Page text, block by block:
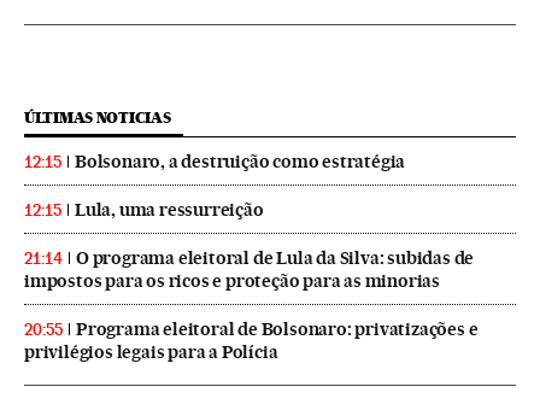
ÚLTIMAS NOTICIAS
12:15 Bolsonaro, a destruição como estratégia
12:15 Lula, uma ressurreição
21:14
O programa eleitoral de Lula da Silva: subidas de
impostos para os ricos e proteção para as minorias
20:55
Programa eleitoral de Bolsonaro: privatizações e
privilégios legais para a Polícia